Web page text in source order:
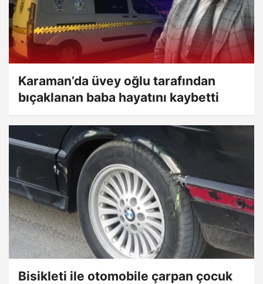
Karaman’da üvey oğlu tarafından
bıçaklanan baba hayatını kaybetti
Bisikleti ile otomobile çarpan çocuk